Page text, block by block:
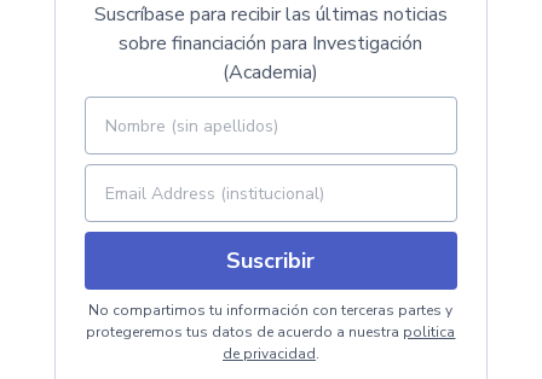
Suscríbase para recibir las últimas noticias
sobre financiación para Investigación
(Academia)
Suscribir
No compartimos tu información con terceras partes y
protegeremos tus datos de acuerdo a nuestra politica
de privacidad.